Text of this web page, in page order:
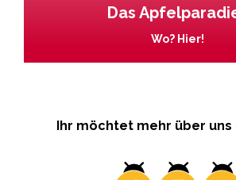
Das
Wo? Hier!
Ihr möchtet mehr über uns